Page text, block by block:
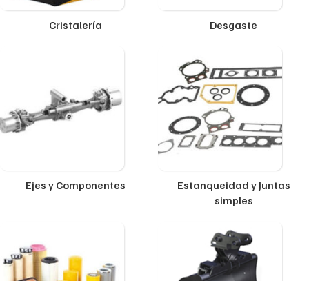
Cristalería Desgaste
Ejes y Componentes
Estanqueidad y Juntas
simples